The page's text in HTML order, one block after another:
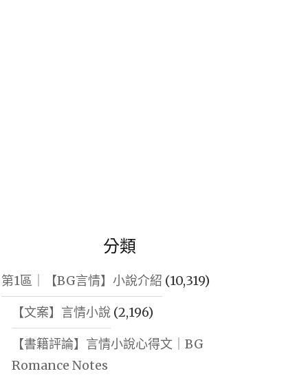
分類
第1區｜【BG言情】小說介紹 (10,319)
【文案】言情小說(2,196)
【書籍評論】言情小說心得文｜BG
Romance Notes